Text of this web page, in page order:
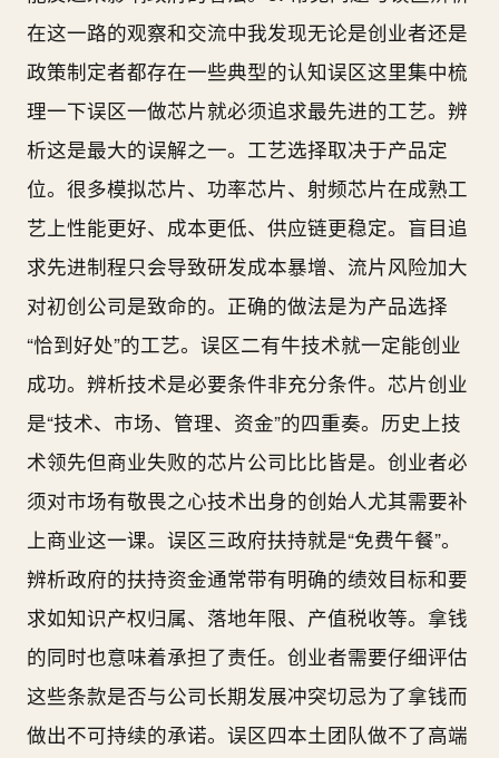
在这一路的观察和交流中我发现无论是创业者还是
政策制定者都存在一些典型的认知误区这里集中梳
理一下误区一做芯片就必须追求最先进的工艺。辨
析这是最大的误解之一。工艺选择取决于产品定
位。很多模拟芯片、功率芯片、射频芯片在成熟工
艺上性能更好、成本更低、供应链更稳定。盲目追
求先进制程只会导致研发成本暴增、流片风险加大
对初创公司是致命的。正确的做法是为产品选择
“恰到好处”的工艺。误区二有牛技术就一定能创业
成功。辨析技术是必要条件非充分条件。芯片创业
是“技术、市场、管理、资金”的四重奏。历史上技
术领先但商业失败的芯片公司比比皆是。创业者必
须对市场有敬畏之心技术出身的创始人尤其需要补
上商业这一课。误区三政府扶持就是“免费午餐”。
辨析政府的扶持资金通常带有明确的绩效目标和要
求如知识产权归属、落地年限、产值税收等。拿钱
的同时也意味着承担了责任。创业者需要仔细评估
这些条款是否与公司长期发展冲突切忌为了拿钱而
做出不可持续的承诺。误区四本土团队做不了高端